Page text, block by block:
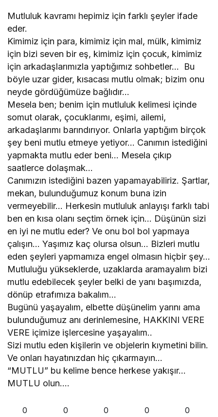
Mutluluk kavramı hepimiz için farklı şeyler ifade
eder.
Kimimiz için para, kimimiz için mal, mülk, kimimiz
için bizi seven bir eş, kimimiz için çocuk, kimimiz
için arkadaşlarımızla yaptığımız sohbetler… Bu
böyle uzar gider, kısacası mutlu olmak; bizim onu
neyde gördüğümüze bağlıdır…
Mesela ben; benim için mutluluk kelimesi içinde
somut olarak, çocuklarımı, eşimi, ailemi,
arkadaşlarımı barındırıyor. Onlarla yaptığım birçok
şey beni mutlu etmeye yetiyor… Canımın istediğini
yapmakta mutlu eder beni… Mesela çıkıp
saatlerce dolaşmak…
Canımızın istediğini bazen yapamayabiliriz. Şartlar,
mekan, bulunduğumuz konum buna izin
vermeyebilir… Herkesin mutluluk anlayışı farklı tabi
ben en kısa olanı seçtim örnek için… Düşünün sizi
en iyi ne mutlu eder? Ve onu bol bol yapmaya
çalışın… Yaşımız kaç olursa olsun… Bizleri mutlu
eden şeyleri yapmamıza engel olmasın hiçbir şey…
Mutluluğu yükseklerde, uzaklarda aramayalım bizi
mutlu edebilecek şeyler belki de yanı başımızda,
dönüp etrafımıza bakalım…
Bugünü yaşayalım, elbette düşünelim yarını ama
bulunduğumuz anı derinlemesine, HAKKINI VERE
VERE içimize işlercesine yaşayalım..
Sizi mutlu eden kişilerin ve objelerin kıymetini bilin.
Ve onları hayatınızdan hiç çıkarmayın…
“MUTLU” bu kelime bence herkese yakışır…
MUTLU olun….
0 0 0 0 0